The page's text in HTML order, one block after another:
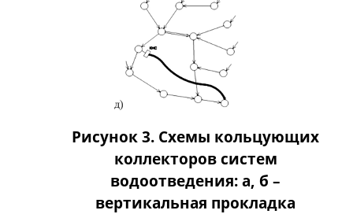
Рисунок 3. Схемы кольцующих
коллекторов систем
водоотведения: а, б –
вертикальная прокладка